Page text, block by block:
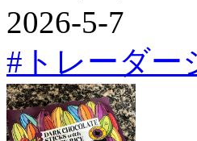
2026-5-7
#トレーダー